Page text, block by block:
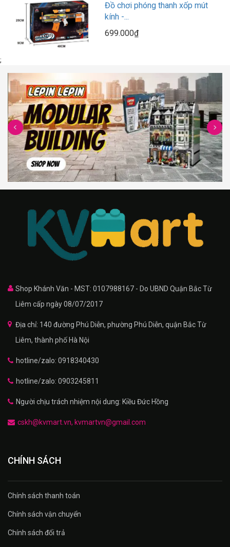
Đồ chơi phóng thanh xốp mút
kính -...
699.000₫
;
Shop Khánh Văn - MST: 0107988167 - Do UBND Quận Bắc Từ
Liêm cấp ngày 08/07/2017
Địa chỉ: 140 đường Phú Diễn, phường Phú Diễn, quận Bắc Từ
Liêm, thành phố Hà Nội
hotline/zalo: 0918340430
hotline/zalo: 0903245811
Người chịu trách nhiệm nội dung: Kiều Đức Hồng
cskh@kvmart.vn, kvmartvn@gmail.com
CHÍNH SÁCH
Chính sách thanh toán
Chính sách vận chuyển
Chính sách đổi trả